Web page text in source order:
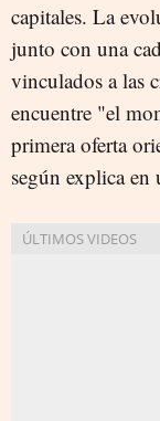
capitales. La
junto con una
vinculados a las
encuentre "el
primera oferta
según explica